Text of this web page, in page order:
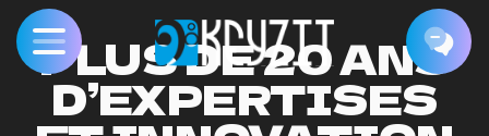
PLUS DE 20 ANS
D’EXPERTISES